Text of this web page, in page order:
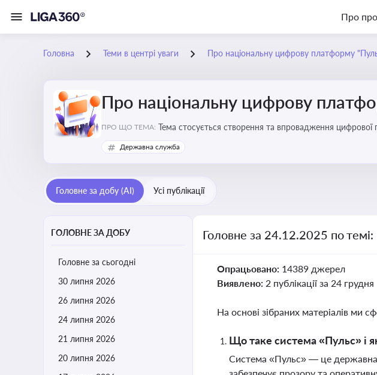
Про
Головна Теми в центрі уваги Про національну цифрову платформу
Про національну цифрову
ПРО ЩО ТЕМА: Тема стосується створення та впровадження цифрової
бізнесу з органами виконавчої влади
Державна служба
Головне за добу (AI) Усі публікації
ГОЛОВНЕ ЗА ДОБУ
Головне за сьогодні
30 липня 2026
26 липня 2026
24 липня 2026
21 липня 2026
20 липня 2026
Головне за 24.12.2025 по
Опрацьовано: 14389 джерел
Виявлено: 2 публікації за 24 грудня
На основі зібраних матеріалів ми
Що таке система «Пульс» і
Система «Пульс» — це державна